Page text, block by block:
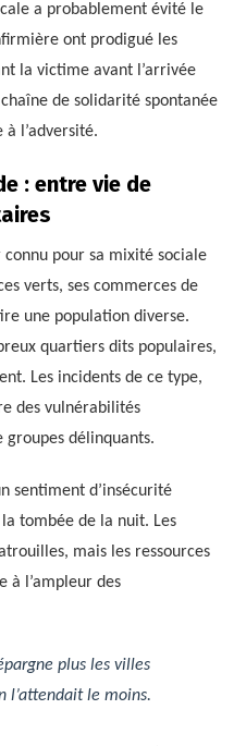
a probablement évité le
ont prodigué les
la victime avant l’arrivée
de solidarité spontanée
l’adversité.
: entre vie de
connu pour sa mixité sociale
verts, ses commerces de
une population diverse.
quartiers dits populaires,
Les incidents de ce type,
des vulnérabilités
groupes délinquants.
sentiment d’insécurité
tombée de la nuit. Les
mais les ressources
à l’ampleur des
plus les villes
l’attendait le moins.